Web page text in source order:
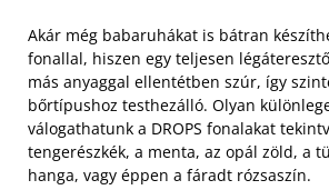
Akár még babaruhákat is bátran
fonallal, hiszen egy teljesen
más anyaggal ellentétben szúr, így
bőrtípushoz testhezálló. Olyan
válogathatunk a DROPS fonalakat
tengerészkék, a menta, az opál zöld, a
hanga, vagy éppen a fáradt rózsaszín.